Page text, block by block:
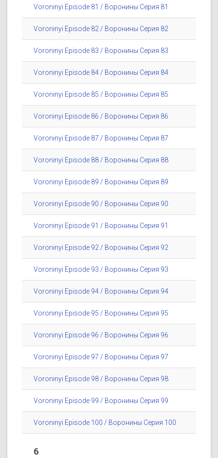
Voroninyi Episode 81 / Воронины Серия 81
Voroninyi Episode 82 / Воронины Серия 82
Voroninyi Episode 83 / Воронины Серия 83
Voroninyi Episode 84 / Воронины Серия 84
Voroninyi Episode 85 / Воронины Серия 85
Voroninyi Episode 86 / Воронины Серия 86
Voroninyi Episode 87 / Воронины Серия 87
Voroninyi Episode 88 / Воронины Серия 88
Voroninyi Episode 89 / Воронины Серия 89
Voroninyi Episode 90 / Воронины Серия 90
Voroninyi Episode 91 / Воронины Серия 91
Voroninyi Episode 92 / Воронины Серия 92
Voroninyi Episode 93 / Воронины Серия 93
Voroninyi Episode 94 / Воронины Серия 94
Voroninyi Episode 95 / Воронины Серия 95
Voroninyi Episode 96 / Воронины Серия 96
Voroninyi Episode 97 / Воронины Серия 97
Voroninyi Episode 98 / Воронины Серия 98
Voroninyi Episode 99 / Воронины Серия 99
Voroninyi Episode 100 / Воронины Серия 100
6